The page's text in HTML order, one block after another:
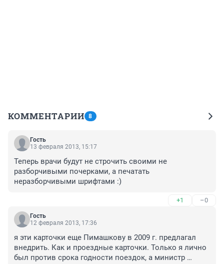
КОММЕНТАРИИ 8
Гость
13 февраля 2013, 15:17
Теперь врачи будут не строчить своими не
разборчивыми почерками, а печатать
неразборчивыми шрифтами :)
+1 –0
Гость
12 февраля 2013, 17:36
я эти карточки еще Пимашкову в 2009 г. предлагал
внедрить. Как и проездные карточки. Только я лично
был против срока годности поездок, а министр